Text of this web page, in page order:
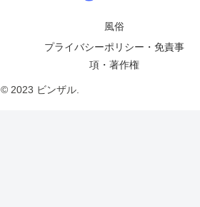
風俗
プライバシーポリシー・免責事
項・著作権
© 2023 ビンザル.